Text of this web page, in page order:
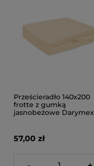
Prześcieradło 140x200
frotte z gumką
jasnobeżowe Darymex
57,00 zł